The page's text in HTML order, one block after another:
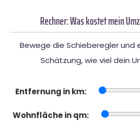
Rechner: Was kostet mein
Bewege die Schieberegler und
Schätzung, wie viel dein
Entfernung in km:
Wohnfläche in qm: